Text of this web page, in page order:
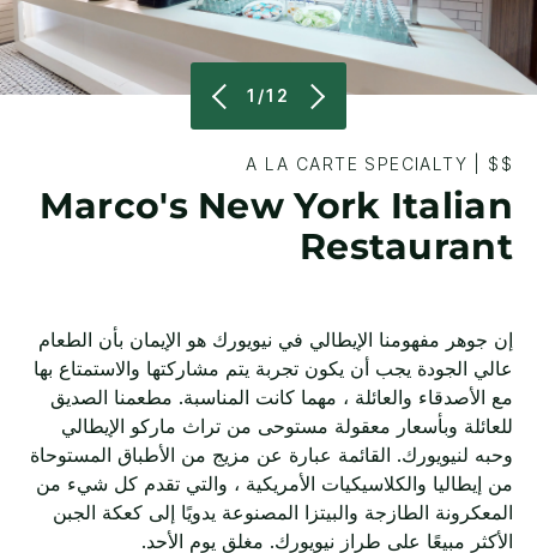
1/12
$$
A LA CARTE SPECIALTY
Marco's New York Italian
Restaurant
إن جوهر مفهومنا الإيطالي في نيويورك هو الإيمان بأن الطعام
عالي الجودة يجب أن يكون تجربة يتم مشاركتها والاستمتاع بها
مع الأصدقاء والعائلة ، مهما كانت المناسبة. مطعمنا الصديق
للعائلة وبأسعار معقولة مستوحى من تراث ماركو الإيطالي
وحبه لنيويورك. القائمة عبارة عن مزيج من الأطباق المستوحاة
من إيطاليا والكلاسيكيات الأمريكية ، والتي تقدم كل شيء من
المعكرونة الطازجة والبيتزا المصنوعة يدويًا إلى كعكة الجبن
الأكثر مبيعًا على طراز نيويورك. مغلق يوم الأحد.